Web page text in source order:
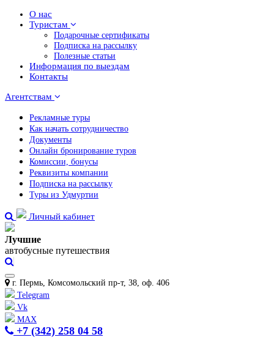
О нас
Туристам
Подарочные сертификаты
Подписка на рассылку
Полезные статьи
Информация по выездам
Контакты
Агентствам
Рекламные туры
Как начать сотрудничество
Документы
Онлайн бронирование туров
Комиссии, бонусы
Реквизиты компании
Подписка на рассылку
Туры из Удмуртии
Личный кабинет
Лучшие
автобусные путешествия
г. Пермь, Комсомольский пр-т, 38, оф. 406
Telegram
Vk
MAX
+7 (342) 258 04 58